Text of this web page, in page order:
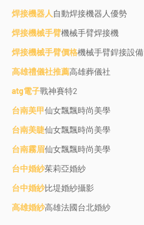
焊接機器人 自動焊接機器人優勢
焊接機械手臂機械手臂焊接機
焊接機械手臂價格機械手臂銲接設備
高雄禮儀社推薦高雄葬儀社
atg電子戰神賽特2
台南美甲仙女飄飄時尚美學
台南美睫仙女飄飄時尚美學
台南霧眉仙女飄飄時尚美學
台中婚紗茱莉亞婚紗
台中婚紗比堤婚紗攝影
高雄婚紗高雄法國台北婚紗